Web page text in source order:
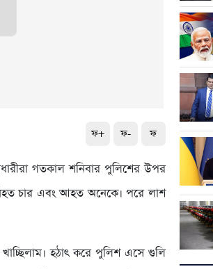
ফ+ ফ- ফ
গতকাল শনিবার পুলিশের উপর
নিহত চার এবং আহত অনেকে। পরে লাশ
খাচ্ছিলাম। হঠাৎ করে পুলিশ এসে গুলি